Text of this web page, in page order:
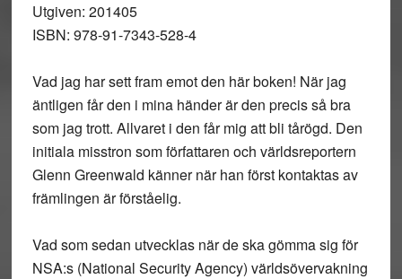
Utgiven: 201405
ISBN: 978-91-7343-528-4
Vad jag har sett fram emot den här boken! När jag
äntligen får den i mina händer är den precis så bra
som jag trott. Allvaret i den får mig att bli tårögd. Den
initiala misstron som författaren och världsreportern
Glenn Greenwald känner när han först kontaktas av
främlingen är förståelig.
Vad som sedan utvecklas när de ska gömma sig för
NSA:s (National Security Agency) världsövervakning